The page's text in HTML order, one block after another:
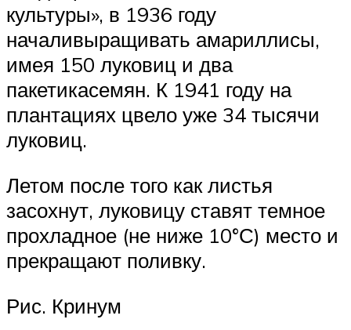
культуры», в 1936 году
началивыращивать амариллисы,
имея 150 луковиц и два
пакетикасемян. К 1941 году на
плантациях цвело уже 34 тысячи
луковиц.
Летом после того как листья
засохнут, луковицу ставят темное
прохладное (не ниже 10°С) место и
прекращают поливку.
Рис. Кринум